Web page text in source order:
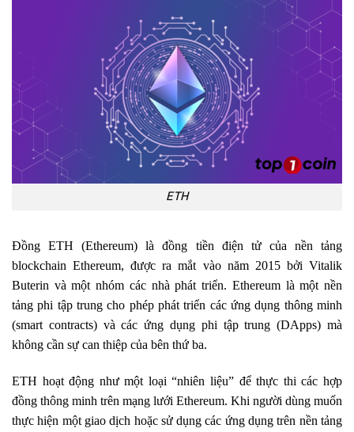
ETH
Đồng ETH (Ethereum) là đồng tiền điện tử của nền tảng
blockchain Ethereum, được ra mắt vào năm 2015 bởi Vitalik
Buterin và một nhóm các nhà phát triển. Ethereum là một nền
tảng phi tập trung cho phép phát triển các ứng dụng thông minh
(smart contracts) và các ứng dụng phi tập trung (DApps) mà
không cần sự can thiệp của bên thứ ba.
ETH hoạt động như một loại “nhiên liệu” để thực thi các hợp
đồng thông minh trên mạng lưới Ethereum. Khi người dùng muốn
thực hiện một giao dịch hoặc sử dụng các ứng dụng trên nền tảng